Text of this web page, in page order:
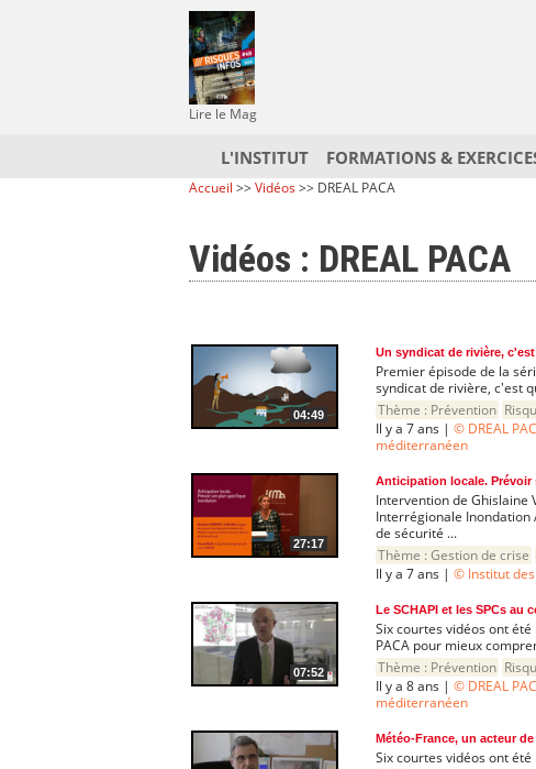
Lire le Mag
L'INSTITUT FORMATIONS &
Accueil >>Vidéos>> DREAL PACA
Vidéos : DREAL PACA
04:49
Un syndicat de rivière,
Premier épisode de la
syndicat de rivière, c'est
Thème : Prévention
Il y a 7 ans | © DREAL
méditerranéen
27:17
Anticipation locale.
Intervention de Ghislaine
Interrégionale
de sécurité ...
Thème : Gestion de crise
Il y a 7 ans | © Institut
07:52
Le SCHAPI et les SPCs au
Six courtes vidéos ont
PACA pour mieux
Thème : Prévention
Il y a 8 ans | © DREAL
méditerranéen
Météo-France, un acteur
Six courtes vidéos ont